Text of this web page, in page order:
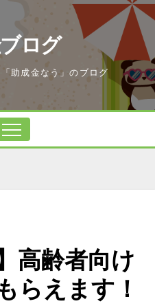
ログ
助成金なう」のブログ
高齢者向け
らえます！